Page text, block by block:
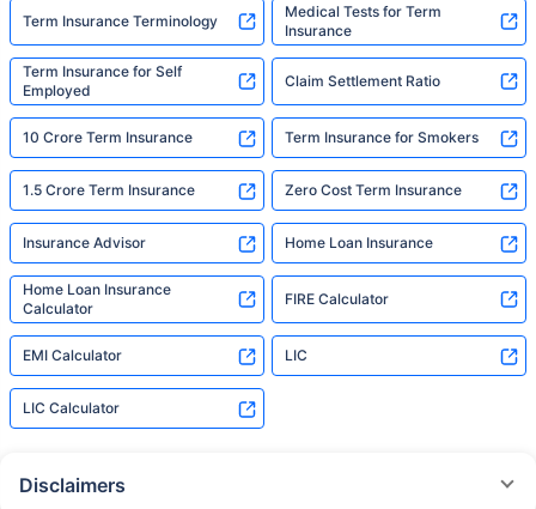
Term Insurance Terminology
Medical Tests for Term
Insurance
Term Insurance for Self
Employed
Claim Settlement Ratio
10 Crore Term Insurance Term Insurance for Smokers
1.5 Crore Term Insurance Zero Cost Term Insurance
Insurance Advisor Home Loan Insurance
Home Loan Insurance
Calculator
FIRE Calculator
EMI Calculator LIC
LIC Calculator
Disclaimers